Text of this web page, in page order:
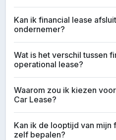
Kan ik financial lease
ondernemer?
Wat is het verschil tussen
operational lease?
Waarom zou ik kiezen
Car Lease?
Kan ik de looptijd van mijn
zelf bepalen?